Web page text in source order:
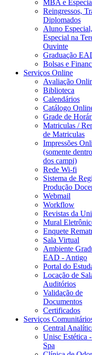
MBA e
Reingressos,
Diplomados
Aluno
Especial na
Ouvinte
Graduação
Bolsas e
Serviços Online
Avaliação
Biblioteca
Calendários
Catálogo
Grade de
Matriculas /
de Matriculas
Impressões
(somente
dos campi)
Rede Wi-fi
Sistema de
Produção
Webmail
Workflow
Revistas da
Mural
Enquete
Sala Virtual
Ambiente
EAD - Antigo
Portal do
Locação de
Auditórios
Validação de
Documentos
Certificados
Serviços
Central
Unisc Estética
Spa